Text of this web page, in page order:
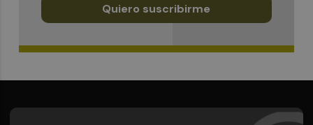
Quiero suscribirme